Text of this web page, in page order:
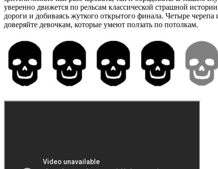
уверенно движется по рельсам классической страшной
дороги и добиваясь жуткого открытого финала. Четыре черепа
доверяйте девочкам, которые умеют ползать по потолкам.